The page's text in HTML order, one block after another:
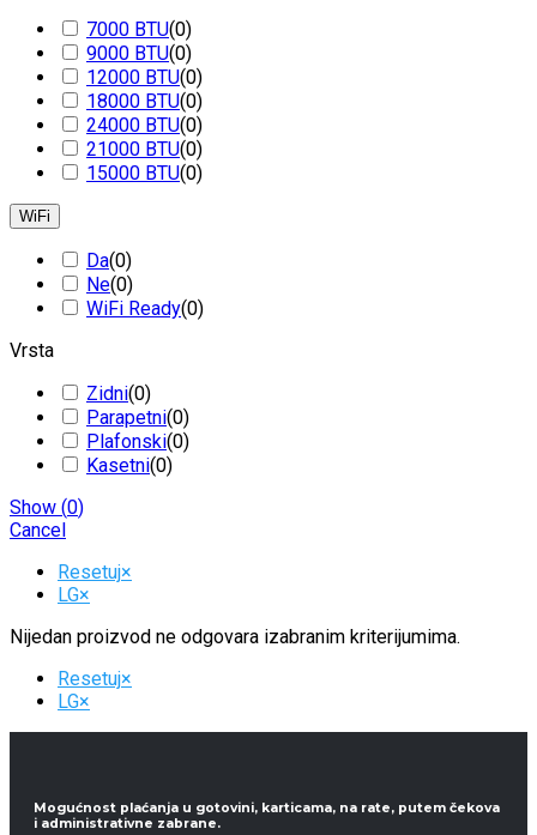
Resetuj×
LG×
Nijedan proizvod ne odgovara izabranim kriterijumima.
Resetuj×
LG×
7000 BTU(0)
9000 BTU(0)
12000 BTU(0)
18000 BTU(0)
24000 BTU(0)
21000 BTU(0)
15000 BTU(0)
WiFi
Da(0)
Ne(0)
WiFi Ready(0)
Vrsta
Zidni(0)
Parapetni(0)
Plafonski(0)
Kasetni(0)
Show (0)
Cancel
Mogućnost plaćanja u gotovini, karticama, na rate, putem čekova
i administrativne zabrane.